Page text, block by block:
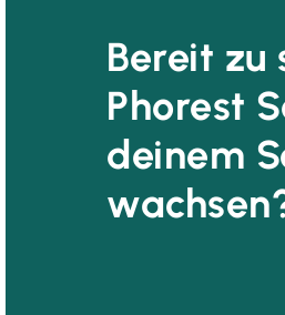
Bereit zu
Phorest
deinem